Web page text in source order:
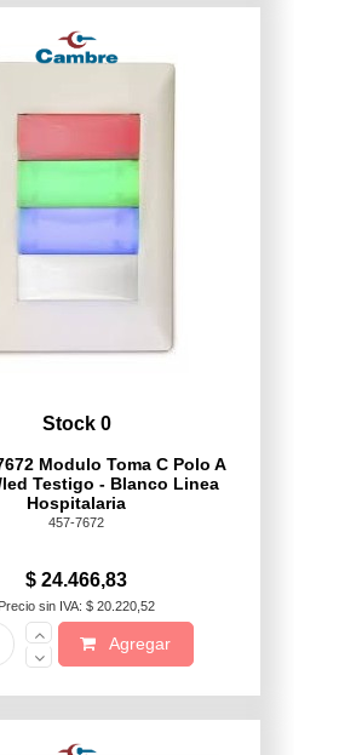
Stock 0
Modulo Toma C Polo A
led Testigo - Blanco Linea
Hospitalaria
457-7672
$ 24.466,83
Precio sin IVA: $ 20.220,52
Agregar